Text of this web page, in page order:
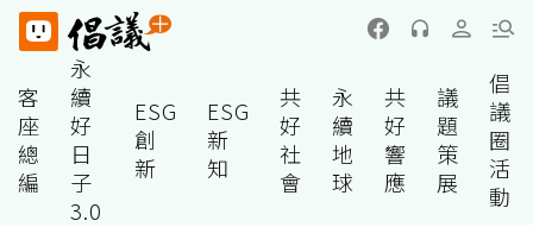
客
座
總
編
永
續
好
日
子
3.0
ESG
創
新
ESG
新
知
共
好
社
會
永
續
地
球
共
好
響
應
議
題
策
展
倡
議
圈
活
動